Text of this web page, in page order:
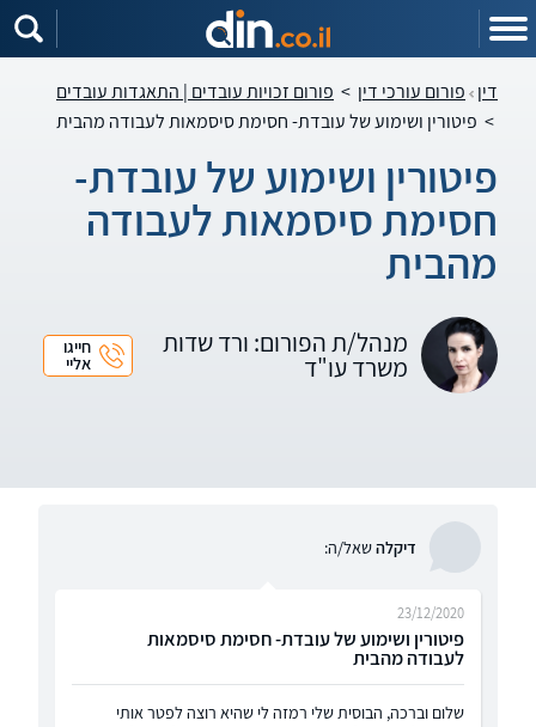
דין פורום עורכי דין > פורום זכויות עובדים | התאגדות עובדים
> פיטורין ושימוע של עובדת- חסימת סיסמאות לעבודה מהבית
פיטורין ושימוע של עובדת-
חסימת סיסמאות לעבודה
מהבית
מנהל/ת הפורום: ורד שדות
משרד עו"ד
חייגו
אליי
דיקלהשאל/ה:
פיטורין ושימוע של עובדת- חסימת סיסמאות
לעבודה מהבית
23/12/2020
שלום וברכה, הבוסית שלי רמזה לי שהיא רוצה לפטר אותי